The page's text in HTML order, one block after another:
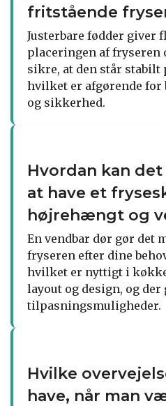
fritstående
Justerbare fødder giver
placeringen af fryseren
sikre, at den står stabilt
hvilket er afgørende
og sikkerhed.
Hvordan kan
at have et
højrehængt og
En vendbar dør gør det
fryseren efter dine
hvilket er nyttigt i
layout og design, og der
tilpasningsmuligheder.
Hvilke
have, når man